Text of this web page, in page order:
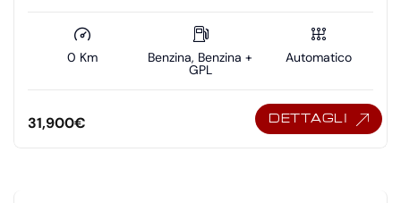
0 Km Benzina, Benzina +
GPL
Automatico
31,900€ DETTAGLI